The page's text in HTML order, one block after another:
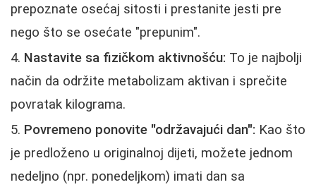
prepoznate osećaj sitosti i prestanite jesti pre
nego što se osećate "prepunim".
Nastavite sa fizičkom aktivnošću: To je najbolji
način da održite metabolizam aktivan i sprečite
povratak kilograma.
Povremeno ponovite "održavajući dan": Kao što
je predloženo u originalnoj dijeti, možete jednom
nedeljno (npr. ponedeljkom) imati dan sa